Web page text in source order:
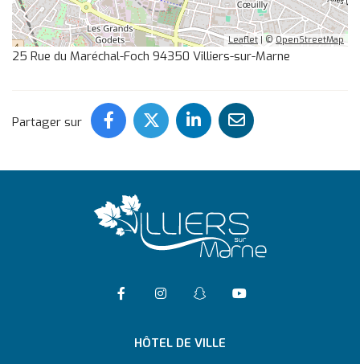
Leaflet | © OpenStreetMap
25 Rue du Maréchal-Foch 94350 Villiers-sur-Marne
Partager sur Partager ce contenu sur
Partager ce contenu sur
Partager ce
Partager ce
Accéder à la page Facebook
Suivre l'actualité de
Suivre l'actualité
Accéder à la
HÔTEL DE VILLE